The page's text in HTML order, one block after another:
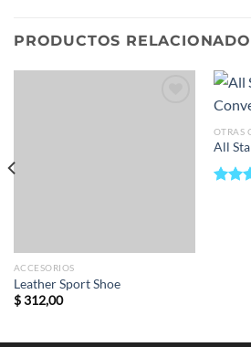
PRODUCTOS
ACCESORIOS
Leather Sport Shoe
$312,00
OTRAS
All